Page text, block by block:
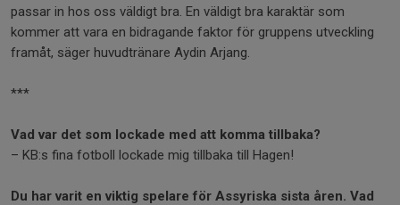
passar in hos oss väldigt bra. En väldigt bra karaktär som
kommer att vara en bidragande faktor för gruppens utveckling
framåt, säger huvudtränare Aydin Arjang.
***
Vad var det som lockade med att komma tillbaka?
– KB:s fina fotboll lockade mig tillbaka till Hagen!
Du har varit en viktig spelare för Assyriska sista åren. Vad